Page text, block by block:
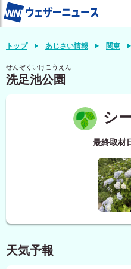
トップ あじさい情報 関東
せんぞくいけこうえん
洗足池公園
シ
最終取材
天気予報